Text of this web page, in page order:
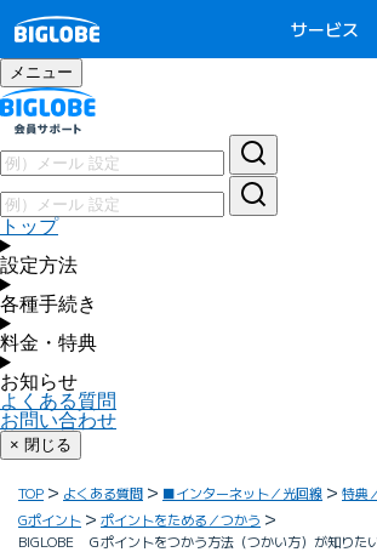
サービス
メニュー
トップ
設定方法
各種手続き
料金・特典
お知らせ
よくある質問
お問い合わせ
× 閉じる
TOP よくある質問 ■インターネット／光回線
特典
Gポイント
ポイントをためる／つかう
BIGLOBE Ｇポイントをつかう方法（つかい方）が知りた